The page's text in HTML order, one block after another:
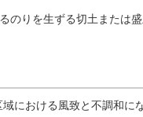
のりを生ずる切土または
における風致と不調和に